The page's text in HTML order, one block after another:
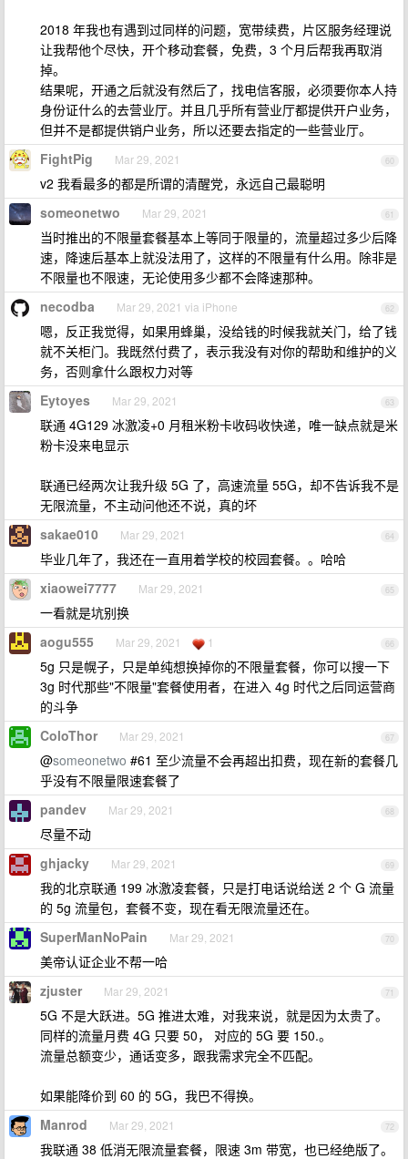
2018 年我也有遇到过同样的问题，宽带续费，片区服务经理说
让我帮他个尽快，开个移动套餐，免费，3 个月后帮我再取消
掉。
结果呢，开通之后就没有然后了，找电信客服，必须要你本人持
身份证什么的去营业厅。并且几乎所有营业厅都提供开户业务，
但并不是都提供销户业务，所以还要去指定的一些营业厅。
60
FightPig Mar 29, 2021
v2 我看最多的都是所谓的清醒党，永远自己最聪明
61
someonetwo Mar 29, 2021
当时推出的不限量套餐基本上等同于限量的，流量超过多少后降
速，降速后基本上就没法用了，这样的不限量有什么用。除非是
不限量也不限速，无论使用多少都不会降速那种。
62
necodba Mar 29, 2021 via iPhone
嗯，反正我觉得，如果用蜂巢，没给钱的时候我就关门，给了钱
就不关柜门。我既然付费了，表示我没有对你的帮助和维护的义
务，否则拿什么跟权力对等
63
Eytoyes Mar 29, 2021
联通 4G129 冰激凌+0 月租米粉卡收码收快递，唯一缺点就是米
粉卡没来电显示
联通已经两次让我升级 5G 了，高速流量 55G，却不告诉我不是
无限流量，不主动问他还不说，真的坏
64
sakae010 Mar 29, 2021
毕业几年了，我还在一直用着学校的校园套餐。。哈哈
65
xiaowei7777 Mar 29, 2021
一看就是坑别换
66
aogu555 Mar 29, 2021 1
5g 只是幌子，只是单纯想换掉你的不限量套餐，你可以搜一下
3g 时代那些"不限量"套餐使用者，在进入 4g 时代之后同运营商
的斗争
67
ColoThor Mar 29, 2021
@someonetwo #61 至少流量不会再超出扣费，现在新的套餐几
乎没有不限量限速套餐了
68
pandev Mar 29, 2021
尽量不动
69
ghjacky Mar 29, 2021
我的北京联通 199 冰激凌套餐，只是打电话说给送 2 个 G 流量
的 5g 流量包，套餐不变，现在看无限流量还在。
70
SuperManNoPain Mar 29, 2021
美帝认证企业不帮一哈
71
zjuster Mar 29, 2021
5G 不是大跃进。5G 推进太难，对我来说，就是因为太贵了。
同样的流量月费 4G 只要 50， 对应的 5G 要 150.。
流量总额变少，通话变多，跟我需求完全不匹配。
如果能降价到 60 的 5G，我巴不得换。
72
Manrod Mar 29, 2021
我联通 38 低消无限流量套餐，限速 3m 带宽，也已经绝版了。